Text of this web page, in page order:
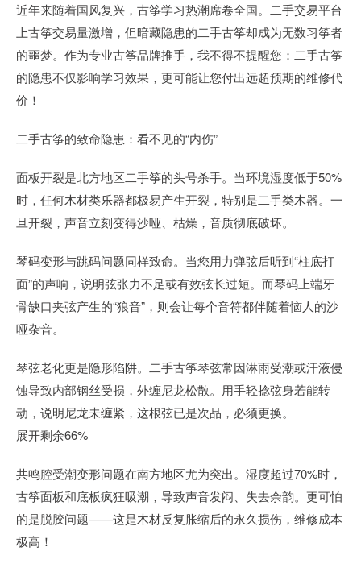
近年来随着国风复兴，古筝学习热潮席卷全国。二手交易平台
上古筝交易量激增，但暗藏隐患的二手古筝却成为无数习筝者
的噩梦。作为专业古筝品牌推手，我不得不提醒您：二手古筝
的隐患不仅影响学习效果，更可能让您付出远超预期的维修代
价！
二手古筝的致命隐患：看不见的“内伤”
面板开裂是北方地区二手筝的头号杀手。当环境湿度低于50%
时，任何木材类乐器都极易产生开裂，特别是二手类木器。一
旦开裂，声音立刻变得沙哑、枯燥，音质彻底破坏。
琴码变形与跳码问题同样致命。当您用力弹弦后听到“柱底打
面”的声响，说明弦张力不足或有效弦长过短。而琴码上端牙
骨缺口夹弦产生的“狼音”，则会让每个音符都伴随着恼人的沙
哑杂音。
琴弦老化更是隐形陷阱。二手古筝琴弦常因淋雨受潮或汗液侵
蚀导致内部钢丝受损，外缠尼龙松散。用手轻捻弦身若能转
动，说明尼龙未缠紧，这根弦已是次品，必须更换。
展开剩余66%
共鸣腔受潮变形问题在南方地区尤为突出。湿度超过70%时，
古筝面板和底板疯狂吸潮，导致声音发闷、失去余韵。更可怕
的是脱胶问题——这是木材反复胀缩后的永久损伤，维修成本
极高！